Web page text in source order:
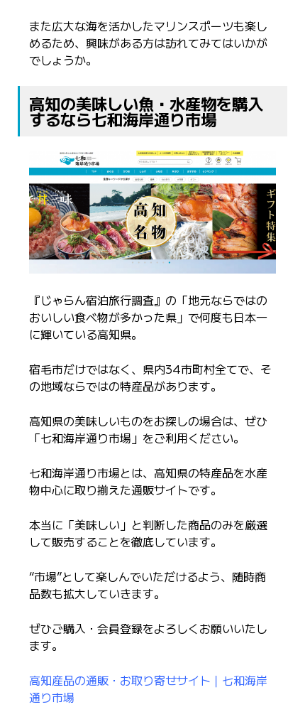
また広大な海を活かしたマリンスポーツも楽し
めるため、興味がある方は訪れてみてはいかが
でしょうか。
高知の美味しい魚・水産物を購入
するなら七和海岸通り市場
『じゃらん宿泊旅行調査』の「地元ならではの
おいしい食べ物が多かった県」で何度も日本一
に輝いている高知県。
宿毛市だけではなく、県内34市町村全てで、そ
の地域ならではの特産品があります。
高知県の美味しいものをお探しの場合は、ぜひ
「七和海岸通り市場」をご利用ください。
七和海岸通り市場とは、高知県の特産品を水産
物中心に取り揃えた通販サイトです。
本当に「美味しい」と判断した商品のみを厳選
して販売することを徹底しています。
“市場”として楽しんでいただけるよう、随時商
品数も拡大していきます。
ぜひご購入・会員登録をよろしくお願いいたし
ます。
高知産品の通販・お取り寄せサイト｜七和海岸
通り市場